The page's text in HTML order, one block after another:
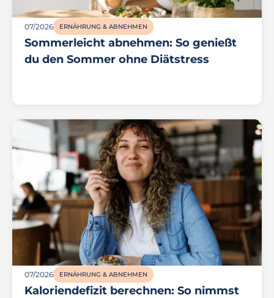
07/2026 ERNÄHRUNG & ABNEHMEN
Sommerleicht abnehmen: So genießt
du den Sommer ohne Diätstress
07/2026 ERNÄHRUNG & ABNEHMEN
Kaloriendefizit berechnen: So nimmst